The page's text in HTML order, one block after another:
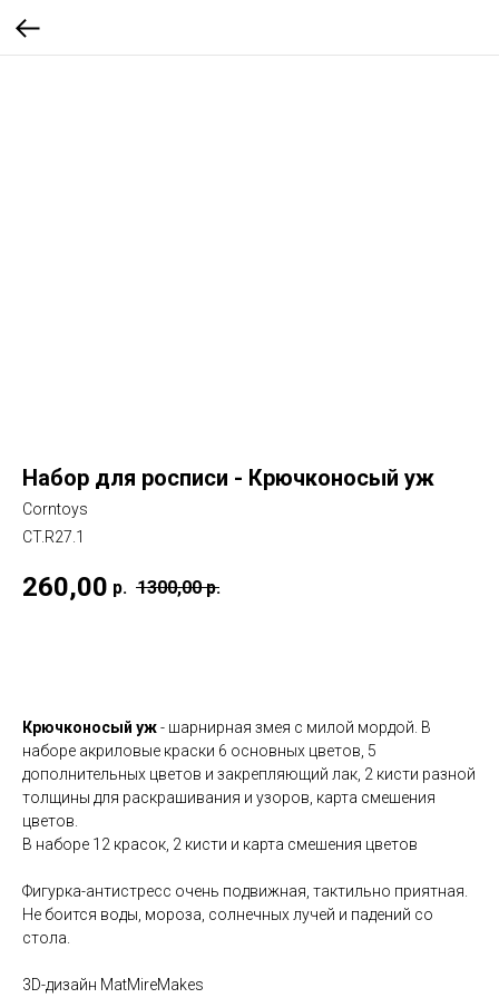
Набор для росписи - Крючконосый уж
Corntoys
CT.R27.1
260,00 р. 1300,00 р.
Крючконосый уж- шарнирная змея с милой мордой. В
наборе акриловые краски 6 основных цветов, 5
дополнительных цветов и закрепляющий лак, 2 кисти разной
толщины для раскрашивания и узоров, карта смешения
цветов.
В наборе 12 красок, 2 кисти и карта смешения цветов
Фигурка-антистресс очень подвижная, тактильно приятная.
Не боится воды, мороза, солнечных лучей и падений со
стола.
3D-дизайн MatMireMakes